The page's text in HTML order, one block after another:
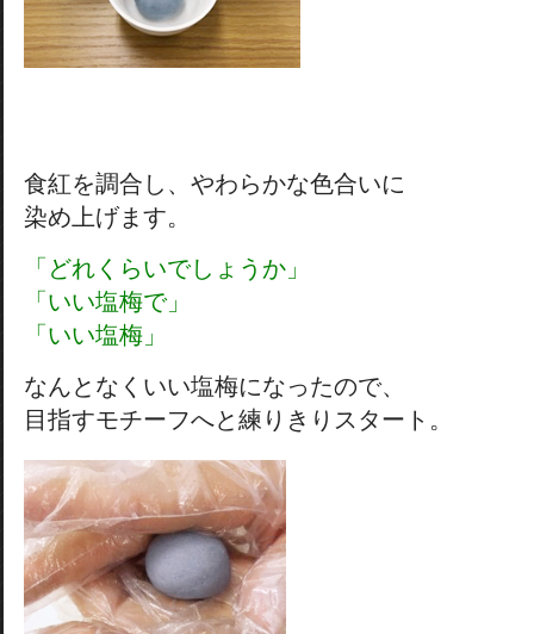
食紅を調合し、やわらかな色合いに
染め上げます。
「どれくらいでしょうか」
「いい塩梅で」
「いい塩梅」
なんとなくいい塩梅になったので、
目指すモチーフへと練りきりスタート。